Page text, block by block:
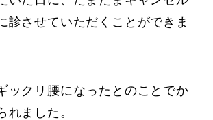
診させていただくことができま
ックリ腰になったとのことでか
れました。